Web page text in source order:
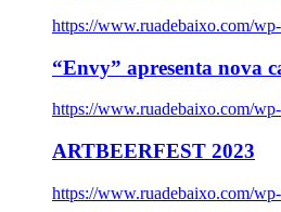
https://www.ruadebaixo.com/
“Envy” apresenta nova
https://www.ruadebaixo.com/
ARTBEERFEST 2023
https://www.ruadebaixo.com/